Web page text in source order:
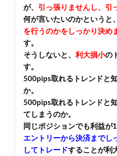
が、 引っ張りませんし、引
何が言いたいのかというと、
を行うのかをしっかり決め
す。
そうしないと、 利大損小の
す。
500pips取れるトレンドと
か。
500pips取れるトレンドと
てしまうのか。
同じポジションでも利益が
エントリーから決済までし
してトレードすることが利